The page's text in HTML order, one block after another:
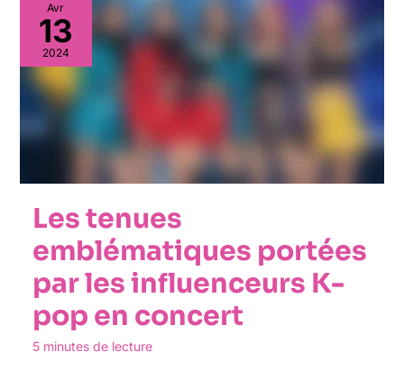
Avr
13
2024
Les tenues
emblématiques portées
par les influenceurs K-
pop en concert
5 minutes de lecture